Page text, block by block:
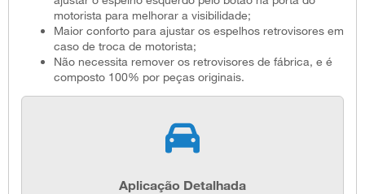
motorista para melhorar a visibilidade;
Maior conforto para ajustar os espelhos retrovisores em
caso de troca de motorista;
Não necessita remover os retrovisores de fábrica, e é
composto 100% por peças originais.
Aplicação Detalhada